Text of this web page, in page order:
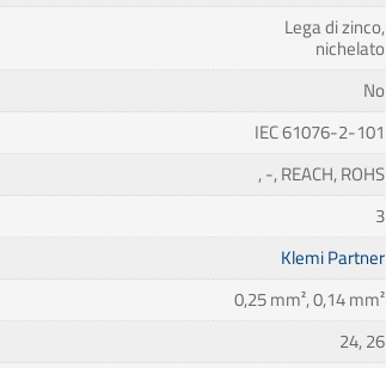
Lega di zinco,
nichelato
No
IEC 61076-2-101
, -, REACH, ROHS
3
Klemi Partner
0,25 mm², 0,14 mm²
24, 26